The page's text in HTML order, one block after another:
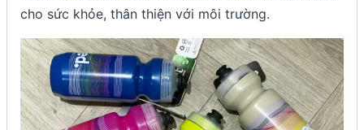
cho sức khỏe, thân thiện với môi trường.